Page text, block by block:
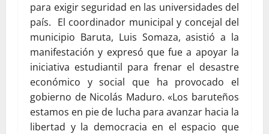
para exigir seguridad en las universidades del
país. El coordinador municipal y concejal del
municipio Baruta, Luis Somaza, asistió a la
manifestación y expresó que fue a apoyar la
iniciativa estudiantil para frenar el desastre
económico y social que ha provocado el
gobierno de Nicolás Maduro. «Los baruteños
estamos en pie de lucha para avanzar hacia la
libertad y la democracia en el espacio que